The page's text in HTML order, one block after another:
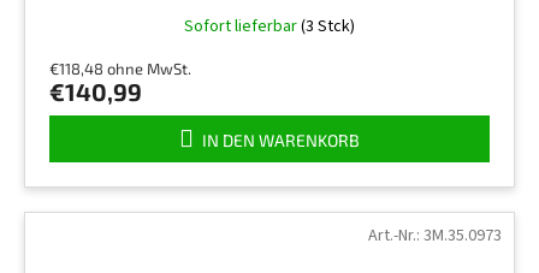
Sofort lieferbar(3 Stck)
€118,48 ohne MwSt.
€140,99
IN DEN WARENKORB
Art.-Nr.: 3M.35.0973